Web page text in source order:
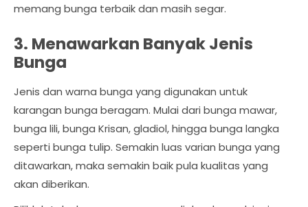
memang bunga terbaik dan masih segar.
3. Menawarkan Banyak Jenis
Bunga
Jenis dan warna bunga yang digunakan untuk
karangan bunga beragam. Mulai dari bunga mawar,
bunga lili, bunga Krisan, gladiol, hingga bunga langka
seperti bunga tulip. Semakin luas varian bunga yang
ditawarkan, maka semakin baik pula kualitas yang
akan diberikan.